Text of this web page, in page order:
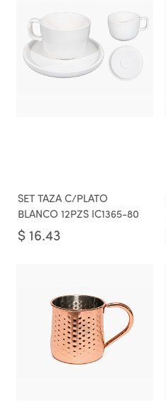
SET TAZA C/PLATO
BLANCO 12PZS IC1365-80
$ 16.43